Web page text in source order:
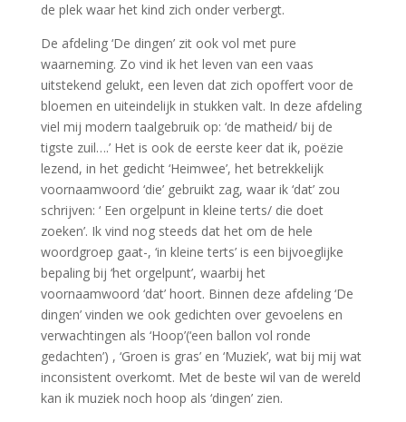
de plek waar het kind zich onder verbergt.
De afdeling ‘De dingen’ zit ook vol met pure
waarneming. Zo vind ik het leven van een vaas
uitstekend gelukt, een leven dat zich opoffert voor de
bloemen en uiteindelijk in stukken valt. In deze afdeling
viel mij modern taalgebruik op: ‘de matheid/ bij de
tigste zuil….’ Het is ook de eerste keer dat ik, poëzie
lezend, in het gedicht ‘Heimwee’, het betrekkelijk
voornaamwoord ‘die’ gebruikt zag, waar ik ‘dat’ zou
schrijven: ‘ Een orgelpunt in kleine terts/ die doet
zoeken’. Ik vind nog steeds dat het om de hele
woordgroep gaat-, ‘in kleine terts’ is een bijvoeglijke
bepaling bij ‘het orgelpunt’, waarbij het
voornaamwoord ‘dat’ hoort. Binnen deze afdeling ‘De
dingen’ vinden we ook gedichten over gevoelens en
verwachtingen als ‘Hoop’(‘een ballon vol ronde
gedachten’) , ‘Groen is gras’ en ‘Muziek’, wat bij mij wat
inconsistent overkomt. Met de beste wil van de wereld
kan ik muziek noch hoop als ‘dingen’ zien.